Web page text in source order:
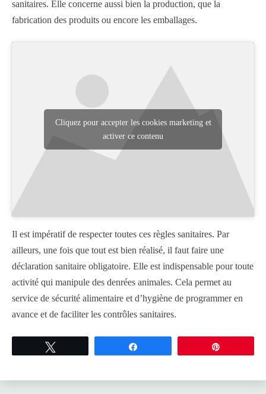
sanitaires. Elle concerne aussi bien la production, que la
fabrication des produits ou encore les emballages.
Cliquez pour accepter les cookies marketing et
activer ce contenu
Il est impératif de respecter toutes ces règles sanitaires. Par
ailleurs, une fois que tout est bien réalisé, il faut faire une
déclaration sanitaire obligatoire. Elle est indispensable pour toute
activité qui manipule des denrées animales. Cela permet au
service de sécurité alimentaire et d’hygiène de programmer en
avance et de faciliter les contrôles sanitaires.